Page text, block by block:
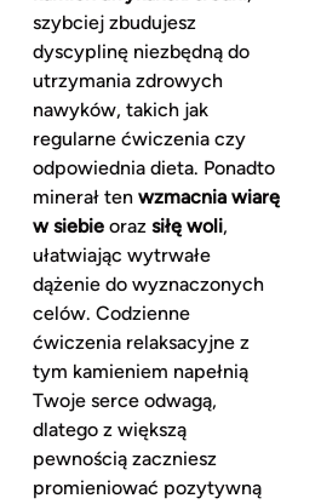
szybciej zbudujesz
dyscyplinę niezbędną do
utrzymania zdrowych
nawyków, takich jak
regularne ćwiczenia czy
odpowiednia dieta. Ponadto
minerał ten wzmacnia wiarę
w siebie oraz siłę woli,
ułatwiając wytrwałe
dążenie do wyznaczonych
celów. Codzienne
ćwiczenia relaksacyjne z
tym kamieniem napełnią
Twoje serce odwagą,
dlatego z większą
pewnością zaczniesz
promieniować pozytywną